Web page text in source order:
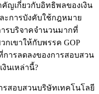
คัญเกี่ยวกับอิทธิพลของเงิน
ะการบังคับใช้กฎหมาย
รบริจาคจำนวนมากที่
เขาให้กับพรรค GOP
ารลดลงของการสอบสวน
นเหล่านี้?
สอบสวนบริษัทเทคโนโลยี